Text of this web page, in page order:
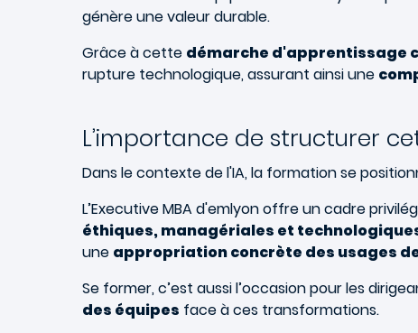
génère une valeur durable.
Grâce à cette démarche d'apprentissage
rupture technologique, assurant ainsi une
L’importance de structurer
Dans le contexte de l'IA, la formation se
L’Executive MBA d'emlyon offre un cadre
éthiques, managériales et
une appropriation concrète des usages
Se former, c’est aussi l’occasion pour les
des équipes face à ces transformations.